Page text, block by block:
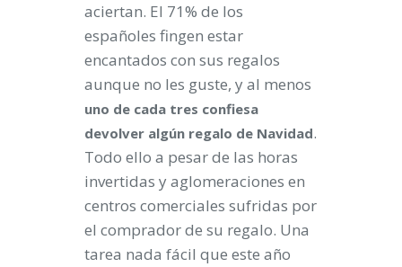
aciertan. El 71% de los
españoles fingen estar
encantados con sus regalos
aunque no les guste, y al menos
uno de cada tres confiesa
devolver algún regalo de Navidad.
Todo ello a pesar de las horas
invertidas y aglomeraciones en
centros comerciales sufridas por
el comprador de su regalo. Una
tarea nada fácil que este año